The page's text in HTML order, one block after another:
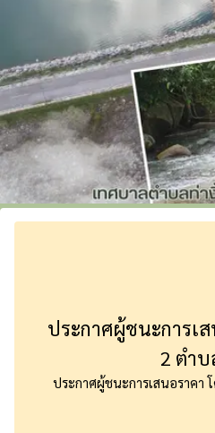
ประกาศผู้ชนะการเ
2 ตำบ
ประกาศผู้ชนะการเสนอราคา